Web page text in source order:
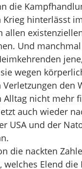
die
Krieg hinterlässt
allen
Und
wegen
Verletzungen den
Alltag nicht mehr
auch wieder
USA und der
die nackten
welches Elend die